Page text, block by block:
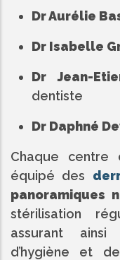
Dr Aurélie
Dr Isabelle
Dr Jean-
dentiste
Dr Daphné
Chaque centre
équipé des
panoramiques
stérilisation
assurant ainsi
d’hygiène et